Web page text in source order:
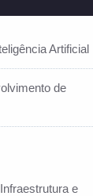
Artificial
de
e